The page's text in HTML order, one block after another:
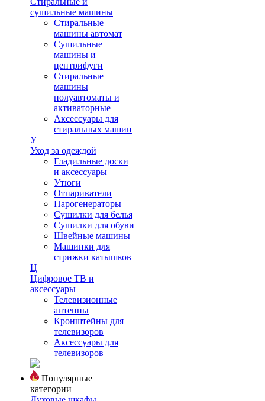
сушильные машины
Стиральные
машины автомат
Сушильные
машины и
центрифуги
Стиральные
машины
полуавтоматы и
активаторные
Аксессуары для
стиральных машин
У
Уход за одеждой
Гладильные доски
и аксессуары
Утюги
Отпариватели
Парогенераторы
Сушилки для белья
Сушилки для обуви
Швейные машины
Машинки для
стрижки катышков
Ц
Цифровое ТВ и
аксессуары
Телевизионные
антенны
Кронштейны для
телевизоров
Аксессуары для
телевизоров
Популярные
категории